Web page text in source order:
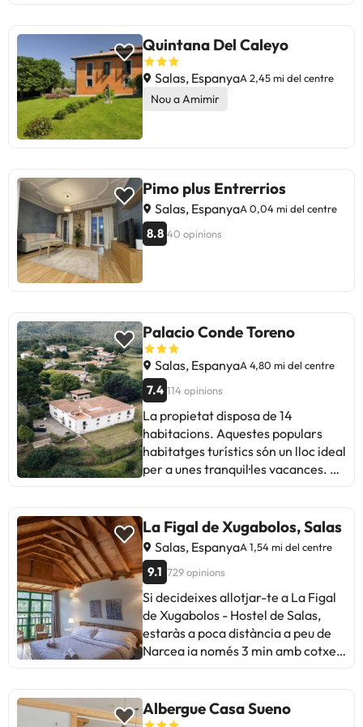
Quintana Del Caleyo
Salas, EspanyaA 2,45 mi del centre
Nou a Amimir
Pimo plus Entrerrios
Salas, EspanyaA 0,04 mi del centre
8.8 40 opinions
Palacio Conde Toreno
Salas, EspanyaA 4,80 mi del centre
7.4 114 opinions
La propietat disposa de 14
habitacions. Aquestes populars
habitatges turístics són un lloc ideal
per a unes tranquil·les vacances. El
ha aparcament a les instal·lacions.
S'admeten animals de menys de 5
kg en de les instal·lacions.
La Figal de Xugabolos, Salas
Salas, EspanyaA 1,54 mi del centre
9.1 729 opinions
Si decideixes allotjar-te a La Figal
de Xugabolos - Hostel de Salas,
estaràs a poca distància a peu de
Narcea ia només 3 min amb cotxe
Sales ia 18,9 km de Monument a La
Hilandera. Amb una terrassa i jardí
Albergue Casa Sueno